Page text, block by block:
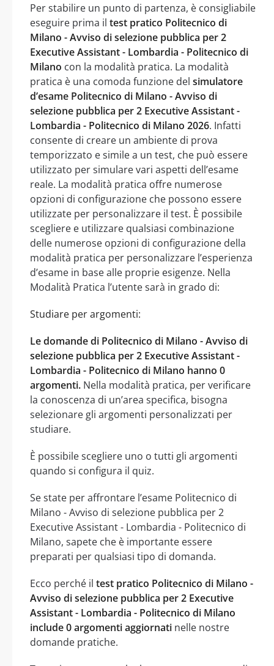
Per stabilire un punto di partenza, è consigliabile
eseguire prima il test pratico Politecnico di
Milano - Avviso di selezione pubblica per 2
Executive Assistant - Lombardia - Politecnico di
Milano con la modalità pratica. La modalità
pratica è una comoda funzione del simulatore
d’esame Politecnico di Milano - Avviso di
selezione pubblica per 2 Executive Assistant -
Lombardia - Politecnico di Milano 2026. Infatti
consente di creare un ambiente di prova
temporizzato e simile a un test, che può essere
utilizzato per simulare vari aspetti dell’esame
reale. La modalità pratica offre numerose
opzioni di configurazione che possono essere
utilizzate per personalizzare il test. È possibile
scegliere e utilizzare qualsiasi combinazione
delle numerose opzioni di configurazione della
modalità pratica per personalizzare l’esperienza
d’esame in base alle proprie esigenze. Nella
Modalità Pratica l’utente sarà in grado di:
Studiare per argomenti:
Le domande di Politecnico di Milano - Avviso di
selezione pubblica per 2 Executive Assistant -
Lombardia - Politecnico di Milano hanno 0
argomenti. Nella modalità pratica, per verificare
la conoscenza di un’area specifica, bisogna
selezionare gli argomenti personalizzati per
studiare.
È possibile scegliere uno o tutti gli argomenti
quando si configura il quiz.
Se state per affrontare l’esame Politecnico di
Milano - Avviso di selezione pubblica per 2
Executive Assistant - Lombardia - Politecnico di
Milano, sapete che è importante essere
preparati per qualsiasi tipo di domanda.
Ecco perché il test pratico Politecnico di Milano -
Avviso di selezione pubblica per 2 Executive
Assistant - Lombardia - Politecnico di Milano
include 0 argomenti aggiornati nelle nostre
domande pratiche.